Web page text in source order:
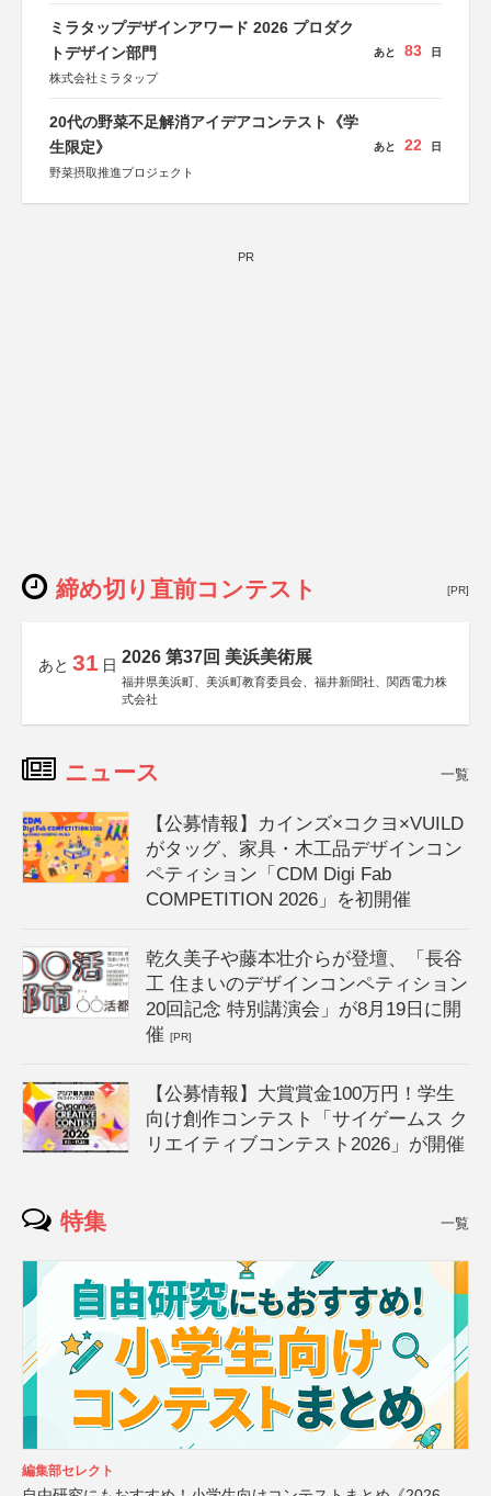
ミラタップデザインアワード 2026 プロダク
トデザイン部門
株式会社ミラタップ
あと 83 日
20代の野菜不足解消アイデアコンテスト《学
生限定》
野菜摂取推進プロジェクト
あと 22 日
PR
締め切り直前コンテスト [PR]
あと 31 日 2026 第37回 美浜美術展
福井県美浜町、美浜町教育委員会、福井新聞社、関西電力株
式会社
ニュース 一覧
【公募情報】カインズ×コクヨ×VUILD
がタッグ、家具・木工品デザインコン
ペティション「CDM Digi Fab
COMPETITION 2026」を初開催
乾久美子や藤本壮介らが登壇、「長谷
工 住まいのデザインコンペティション
20回記念 特別講演会」が8月19日に開
催[PR]
【公募情報】大賞賞金100万円！学生
向け創作コンテスト「サイゲームス ク
リエイティブコンテスト2026」が開催
特集 一覧
編集部セレクト